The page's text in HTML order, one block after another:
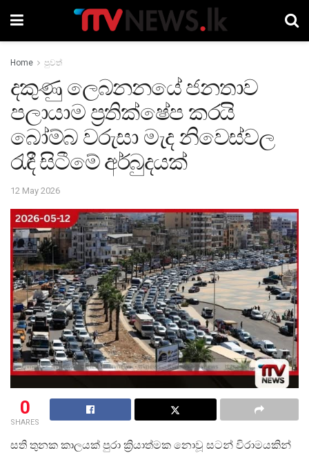
Home පුවත්
දකුණු ලෙබනනයේ ජනතාව
පලායාම ප්‍රතික්ෂේප කරයි
බෝම්බ වරුසා මැද නිවෙස්වල
රැඳී සිටීමේ අර්බුදයක්
12 May 2026
0
SHARES
සති තුනක කාලයක් පුරා ක්රියාත්මක නොවූ සටන් විරාමයකින්